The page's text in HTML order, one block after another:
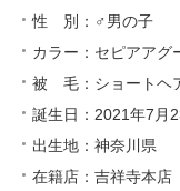
性 別：♂男の子
カラー：セピアアグ
被 毛：ショートヘ
誕生日：2021年7月
出生地：神奈川県
在籍店：吉祥寺本店